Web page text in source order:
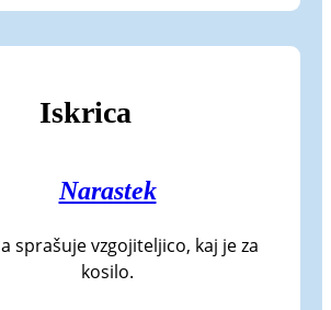
Iskrica
Narastek
sprašuje vzgojiteljico, kaj je za
kosilo.